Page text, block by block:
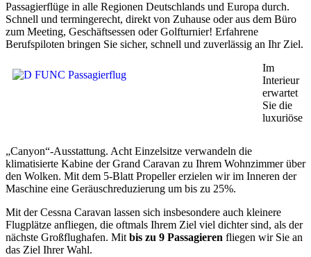
Passagierflüge in alle Regionen Deutschlands und Europa durch.
Schnell und termingerecht, direkt von Zuhause oder aus dem Büro
zum Meeting, Geschäftsessen oder Golfturnier! Erfahrene
Berufspiloten bringen Sie sicher, schnell und zuverlässig an Ihr Ziel.
Im
Interieur
erwartet
Sie die
luxuriöse
„Canyon“-Ausstattung. Acht Einzelsitze verwandeln die
klimatisierte Kabine der Grand Caravan zu Ihrem Wohnzimmer über
den Wolken. Mit dem 5-Blatt Propeller erzielen wir im Inneren der
Maschine eine Geräuschreduzierung um bis zu 25%.
Mit der Cessna Caravan lassen sich insbesondere auch kleinere
Flugplätze anfliegen, die oftmals Ihrem Ziel viel dichter sind, als der
nächste Großflughafen. Mitbis zu 9 Passagieren fliegen wir Sie an
das Ziel Ihrer Wahl.